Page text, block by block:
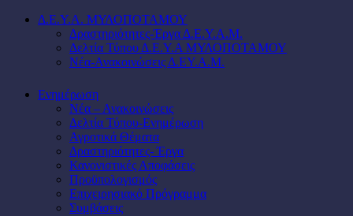
Δ.Ε.Υ.Α. ΜΥΛΟΠΟΤΑΜΟΥ
Δραστηριότητες-Έργα Δ.Ε.Υ.Α.Μ.
Δελτία Τύπου Δ.Ε.Υ.Α ΜΥΛΟΠΟΤΑΜΟΥ
Νέα-Ανακοινώσεις Δ.ΕΥ.Α.Μ.
Ενημέρωση
Νέα – Ανακοινώσεις
Δελτία Τύπου-Ενημέρωση
Αγροτικά Θέματα
Δραστηριότητες- Έργα
Κανονιστικές Αποφάσεις
Προϋπολογισμός
Επιχειρησιακό Πρόγραμμα
Συμβάσεις